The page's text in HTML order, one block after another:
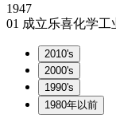
1947
01 成立乐喜化学
2010's
2000's
1990's
1980年以前